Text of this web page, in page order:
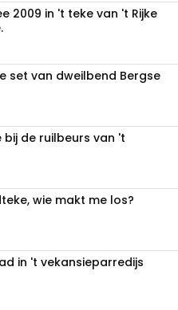
2009 in 't teke van 't Rijke
set van dweilbend Bergse
bij de ruilbeurs van 't
wie makt me los?
in 't vekansieparredijs